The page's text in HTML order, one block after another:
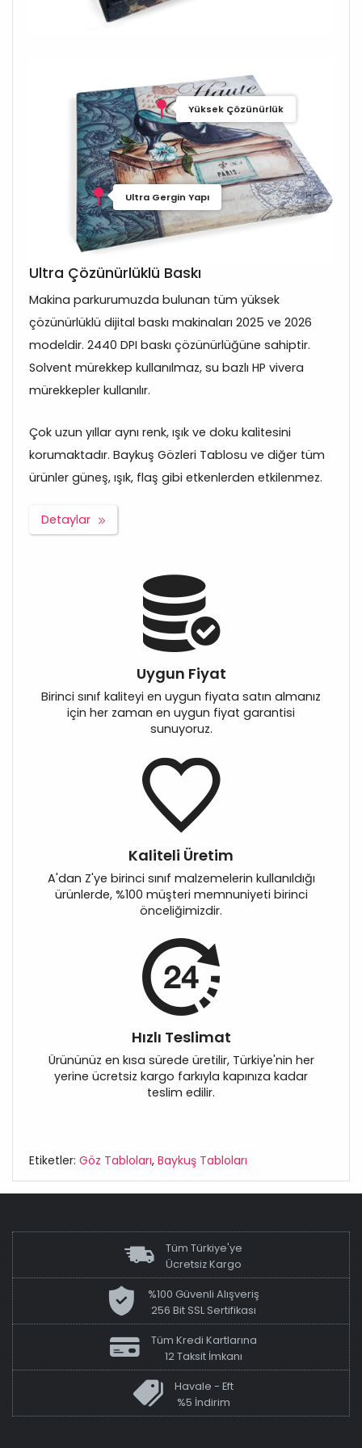
Yüksek Çözünürlük
Ultra Gergin Yapı
Ultra Çözünürlüklü Baskı
Makina parkurumuzda bulunan tüm yüksek
çözünürlüklü dijital baskı makinaları 2025 ve 2026
modeldir. 2440 DPI baskı çözünürlüğüne sahiptir.
Solvent mürekkep kullanılmaz, su bazlı HP vivera
mürekkepler kullanılır.
Çok uzun yıllar aynı renk, ışık ve doku kalitesini
korumaktadır. Baykuş Gözleri Tablosu ve diğer tüm
ürünler güneş, ışık, flaş gibi etkenlerden etkilenmez.
Detaylar
Uygun Fiyat
Birinci sınıf kaliteyi en uygun fiyata satın almanız
için her zaman en uygun fiyat garantisi
sunuyoruz.
Kaliteli Üretim
A'dan Z'ye birinci sınıf malzemelerin kullanıldığı
ürünlerde, %100 müşteri memnuniyeti birinci
önceliğimizdir.
Hızlı Teslimat
Ürününüz en kısa sürede üretilir, Türkiye'nin her
yerine ücretsiz kargo farkıyla kapınıza kadar
teslim edilir.
Etiketler: Göz Tabloları, Baykuş Tabloları
Tüm Türkiye'ye
Ücretsiz Kargo
%100 Güvenli Alışveriş
256 Bit SSL Sertifikası
Tüm Kredi Kartlarına
12 Taksit İmkanı
Havale - Eft
%5 İndirim